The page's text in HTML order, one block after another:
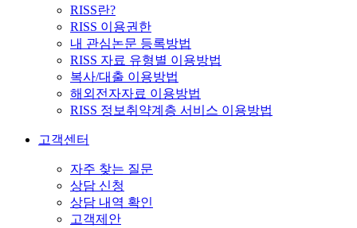
RISS란?
RISS 이용권한
내 관심논문 등록방법
RISS 자료 유형별 이용방법
복사/대출 이용방법
해외전자자료 이용방법
RISS 정보취약계층 서비스 이용방법
고객센터
자주 찾는 질문
상담 신청
상담 내역 확인
고객제안